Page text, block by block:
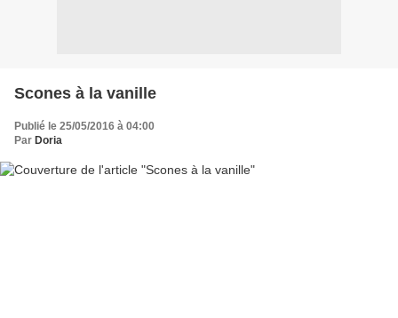
Scones à la vanille
Publié le 25/05/2016 à 04:00
Par Doria